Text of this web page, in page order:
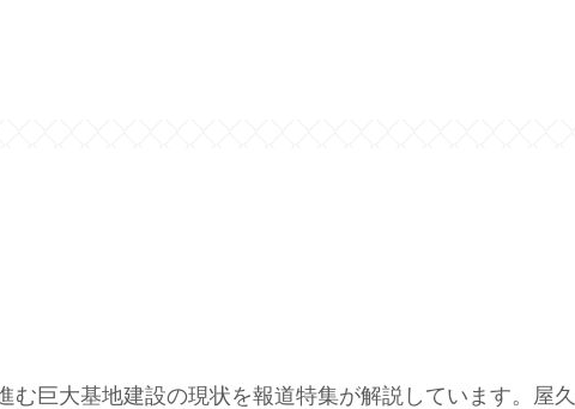
巨大基地建設の現状を報道特集が解説しています。屋久